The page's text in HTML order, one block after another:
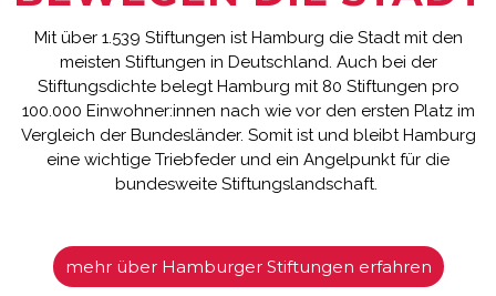
Mit über 1.539 Stiftungen ist Hamburg die Stadt mit den
meisten Stiftungen in Deutschland. Auch bei der
Stiftungsdichte belegt Hamburg mit 80 Stiftungen pro
100.000 Einwohner:innen nach wie vor den ersten Platz im
Vergleich der Bundesländer. Somit ist und bleibt Hamburg
eine wichtige Triebfeder und ein Angelpunkt für die
bundesweite Stiftungslandschaft.
mehr über Hamburger Stiftungen erfahren